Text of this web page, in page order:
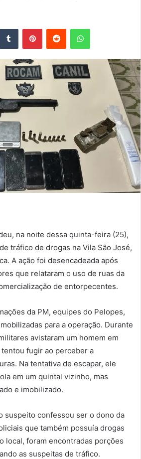
Tumblr PinterestReddit WhatsApp
na noite dessa quinta-feira (25),
tráfico de drogas na Vila São José,
A ação foi desencadeada após
que relataram o uso de ruas da
de entorpecentes.
da PM, equipes do Pelopes,
para a operação. Durante
avistaram um homem em
fugir ao perceber a
Na tentativa de escapar, ele
em um quintal vizinho, mas
e imobilizado.
suspeito confessou ser o dono da
que também possuía drogas
local, foram encontradas porções
as suspeitas de tráfico.